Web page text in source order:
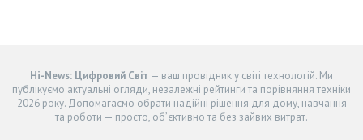
Hi-News: Цифровий Світ — ваш провідник у світі технологій. Ми
публікуємо актуальні огляди, незалежні рейтинги та порівняння техніки
2026 року. Допомагаємо обрати надійні рішення для дому, навчання
та роботи — просто, об’єктивно та без зайвих витрат.